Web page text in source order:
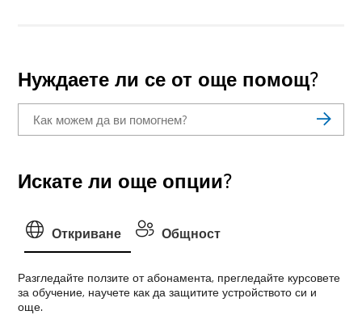
Нуждаете ли се от още помощ?
Искате ли още опции?
Откриване Общност
Разгледайте ползите от абонамента, прегледайте курсовете
за обучение, научете как да защитите устройството си и
още.